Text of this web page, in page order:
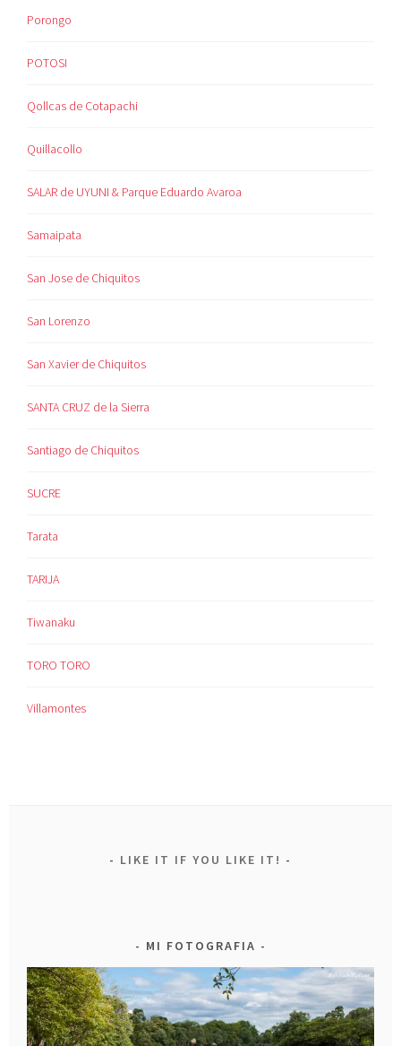
Porongo
POTOSI
Qollcas de Cotapachi
Quillacollo
SALAR de UYUNI & Parque Eduardo Avaroa
Samaipata
San Jose de Chiquitos
San Lorenzo
San Xavier de Chiquitos
SANTA CRUZ de la Sierra
Santiago de Chiquitos
SUCRE
Tarata
TARIJA
Tiwanaku
TORO TORO
Villamontes
LIKE IT IF YOU LIKE IT!
MI FOTOGRAFIA